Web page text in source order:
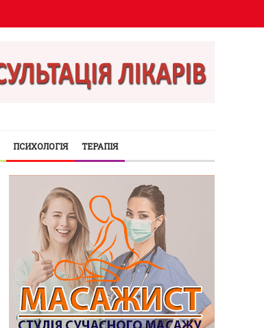
ПСИХОЛОГІЯ ТЕРАПІЯ